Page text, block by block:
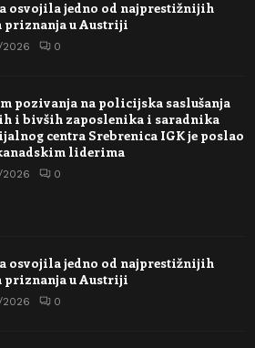
osvojila jedno od najprestižnijih
priznanja u Austriji
0
pozivanja na policijska saslušanja
i bivših zaposlenika i saradnika
centra Srebrenica IGK je poslao
liderima
0
osvojila jedno od najprestižnijih
priznanja u Austriji
0